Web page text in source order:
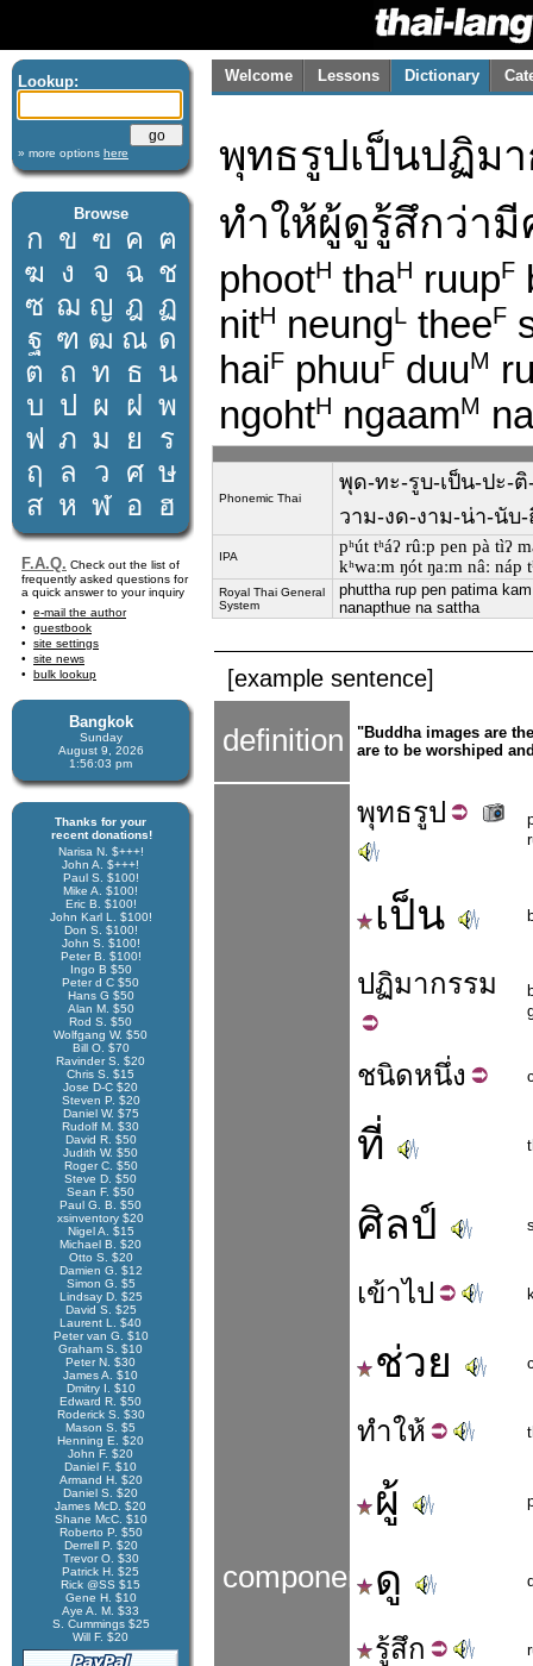
Lookup:
» more options here
Browse
ก ข ฃ ค ฅ
ฆ ง จ ฉ ช
ซ ฌ ญ ฎ ฏ
ฐ ฑ ฒ ณ ด
ต ถ ท ธ น
บ ป ผ ฝ พ
ฟ ภ ม ย
ร
ฤ
ล ว ศ ษ
ส ห ฬ อ ฮ
F.A.Q. Check out the list of
frequently asked questions for
a quick answer to your inquiry
e-mail the author
guestbook
site settings
site news
bulk lookup
Bangkok
Sunday
August 9, 2026
1:56:03 pm
Thanks for your
recent donations!
Narisa N. $+++!
John A. $+++!
Paul S. $100!
Mike A. $100!
Eric B. $100!
John Karl L. $100!
Don S. $100!
John S. $100!
Peter B. $100!
Ingo B $50
Peter d C $50
Hans G $50
Alan M. $50
Rod S. $50
Wolfgang W. $50
Bill O. $70
Ravinder S. $20
Chris S. $15
Jose D-C $20
Steven P. $20
Daniel W. $75
Rudolf M. $30
David R. $50
Judith W. $50
Roger C. $50
Steve D. $50
Sean F. $50
Paul G. B. $50
xsinventory $20
Nigel A. $15
Michael B. $20
Otto S. $20
Damien G. $12
Simon G. $5
Lindsay D. $25
David S. $25
Laurent L. $40
Peter van G. $10
Graham S. $10
Peter N. $30
James A. $10
Dmitry I. $10
Edward R. $50
Roderick S. $30
Mason S. $5
Henning E. $20
John F. $20
Daniel F. $10
Armand H. $20
Daniel S. $20
James McD. $20
Shane McC. $10
Roberto P. $50
Derrell P. $20
Trevor O. $30
Patrick H. $25
Rick @SS $15
Gene H. $10
Aye A. M. $33
S. Cummings $25
Will F. $20
Welcome Lessons Dictionary
พุทธรูปเป็นปฏิม
ทำให้ผู้ดูรู้สึกว่า
phootH thaH ruupF
nitH neungL theeF
haiF phuuF duuM
ngohtH ngaamM
Phonemic Thai
พุด-ทะ-รูบ-เป็น-ปะ-
วาม-งด-งาม-น่า-นับ
IPA
pʰút tʰáʔ rûːp pen pà tìʔ
kʰwaːm ŋót ŋaːm nâː náp
Royal Thai General
System
phuttha rup pen patima
nanapthue na sattha
[example sentence]
definition
"Buddha images are
are to be worshiped
components
พุทธรูป
เป็น
ปฏิมากรรม
ชนิดหนึ่ง
ที่
ศิลป์
เข้าไป
ช่วย
ทำให้
ผู้
ดู
รู้สึก